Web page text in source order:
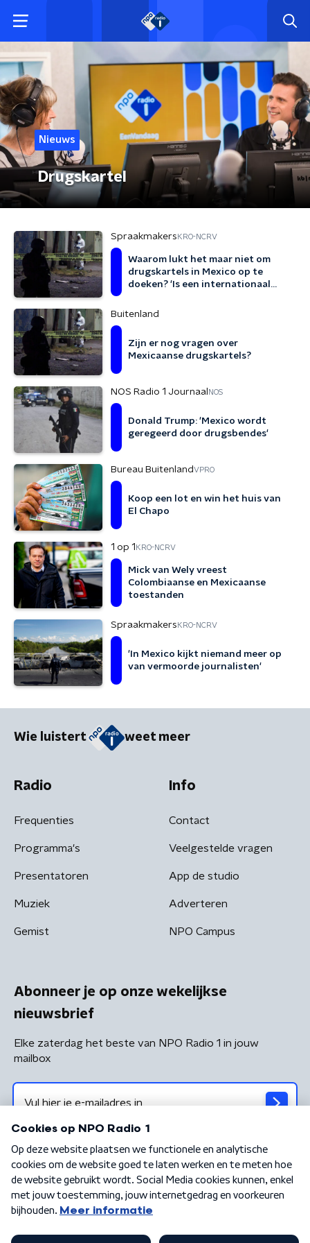
Nieuws
Drugskartel
Spraakmakers KRO-NCRV
Waarom lukt het maar niet om
drugskartels in Mexico op te
doeken? 'Is een internationaal
Buitenland
Zijn er nog vragen over
Mexicaanse drugskartels?
NOS Radio 1 Journaal NOS
Donald Trump: 'Mexico wordt
geregeerd door drugsbendes'
Bureau BuitenlandVPRO
Koop een lot en win het huis van
El Chapo
1 op 1 KRO-NCRV
Mick van Wely vreest
Colombiaanse en Mexicaanse
toestanden
Spraakmakers KRO-NCRV
'In Mexico kijkt niemand meer op
van vermoorde journalisten'
Wie luistert weet meer
Radio
Frequenties
Programma's
Presentatoren
Muziek
Gemist
Info
Contact
Veelgestelde vragen
App de studio
Adverteren
NPO Campus
Abonneer je op onze wekelijkse
nieuwsbrief
Elke zaterdag het beste van NPO Radio 1 in jouw
mailbox
Algemene voorwaarden